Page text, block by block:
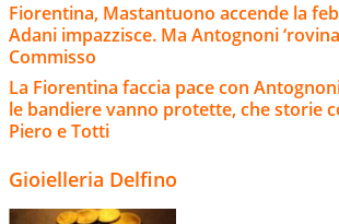
Fiorentina, Mastantuono accende la
Adani impazzisce. Ma Antognoni
Commisso
La Fiorentina faccia pace con
le bandiere vanno protette, che storie
Piero e Totti
Gioielleria Delfino